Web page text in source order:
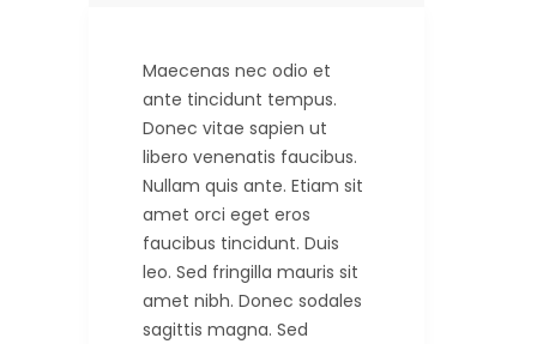
Maecenas nec odio et
ante tincidunt tempus.
Donec vitae sapien ut
libero venenatis faucibus.
Nullam quis ante. Etiam sit
amet orci eget eros
faucibus tincidunt. Duis
leo. Sed fringilla mauris sit
amet nibh. Donec sodales
sagittis magna. Sed